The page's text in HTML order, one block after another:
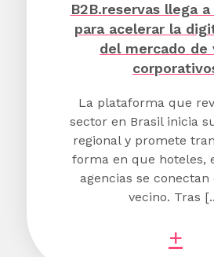
B2B.reservas llega
para acelerar la
del mercado de
La plataforma que
sector en Brasil inicia
regional y promete
forma en que hoteles,
agencias se conectan
vecino. Tras
+